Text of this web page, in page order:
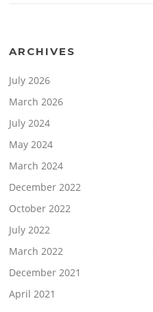
ARCHIVES
July 2026
March 2026
July 2024
May 2024
March 2024
December 2022
October 2022
July 2022
March 2022
December 2021
April 2021